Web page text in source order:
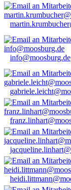
info@moosburg.de